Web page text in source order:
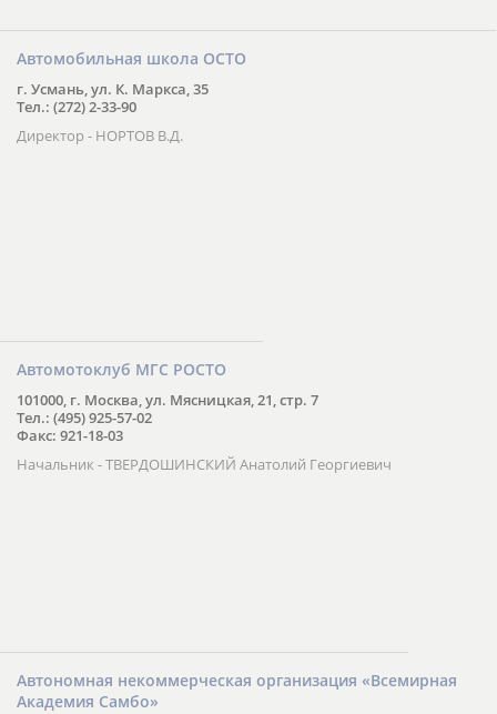
Автомобильная школа ОСТО
г. Усмань, ул. К. Маркса, 35
Тел.: (272) 2-33-90
Директор - НОРТОВ В.Д.
Автомотоклуб МГС РОСТО
101000, г. Москва, ул. Мясницкая, 21, стр. 7
Тел.: (495) 925-57-02
Факс: 921-18-03
Начальник - ТВЕРДОШИНСКИЙ Анатолий Георгиевич
Автономная некоммерческая организация «Всемирная
Академия Самбо»